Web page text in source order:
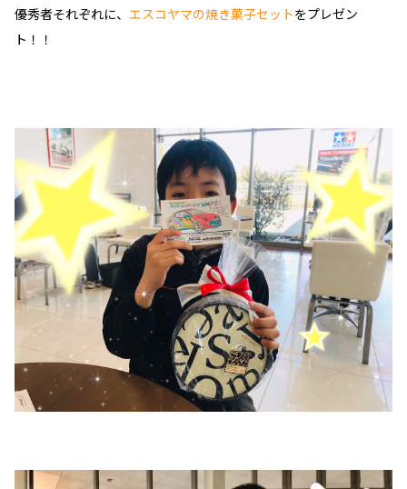
優秀者それぞれに、 エスコヤマの焼き菓子セットをプレゼン
ト！！